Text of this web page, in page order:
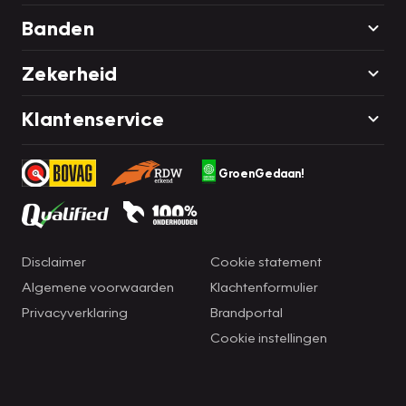
Banden
Zekerheid
Klantenservice
GroenGedaan!
Disclaimer
Algemene voorwaarden
Privacyverklaring
Cookie statement
Klachtenformulier
Brandportal
Cookie instellingen